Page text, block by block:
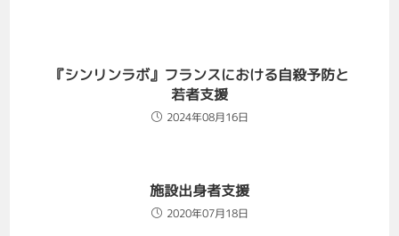
『シンリンラボ』フランスにおける自殺予防と
若者支援
2024年08月16日
施設出身者支援
2020年07月18日